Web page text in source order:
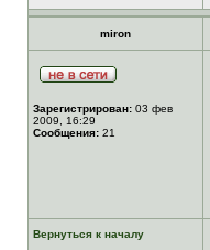
miron
Зарегистрирован: 03 фев
2009, 16:29
Сообщения: 21
Вернуться к началу